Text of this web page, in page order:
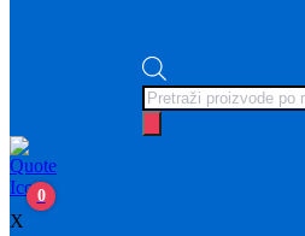
Products
search
0
X